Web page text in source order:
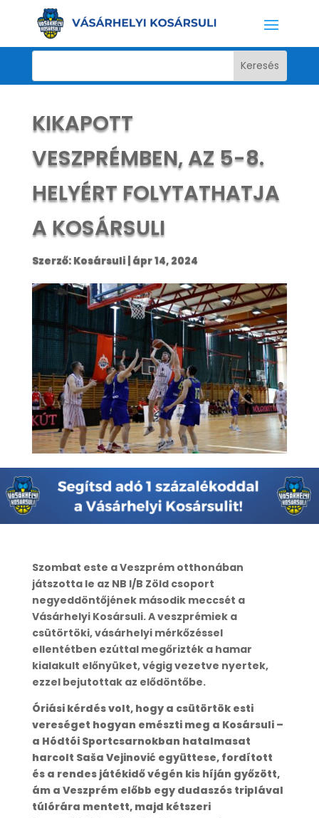
KIKAPOTT
VESZPRÉMBEN, AZ 5-8.
HELYÉRT FOLYTATHATJA
A KOSÁRSULI
Szerző: Kosársuli| ápr 14, 2024
Szombat este a Veszprém otthonában
játszotta le az NB I/B Zöld csoport
negyeddöntőjének második meccsét a
Vásárhelyi Kosársuli. A veszprémiek a
csütörtöki, vásárhelyi mérkőzéssel
ellentétben ezúttal megőrizték a hamar
kialakult előnyüket, végig vezetve nyertek,
ezzel bejutottak az elődöntőbe.
Óriási kérdés volt, hogy a csütörtök esti
vereséget hogyan emészti meg a Kosársuli –
a Hódtói Sportcsarnokban hatalmasat
harcolt Saša Vejinović együttese, fordított
és a rendes játékidő végén kis híján győzött,
ám a Veszprém előbb egy dudaszós triplával
túlórára mentett, majd kétszeri